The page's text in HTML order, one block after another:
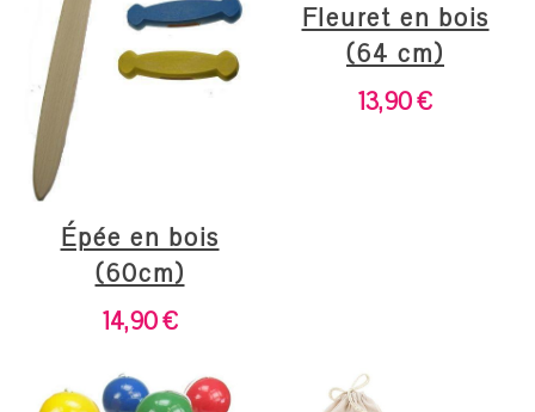
Épée en bois
(60cm)
14,90€
Fleuret en bois
(64 cm)
13,90€